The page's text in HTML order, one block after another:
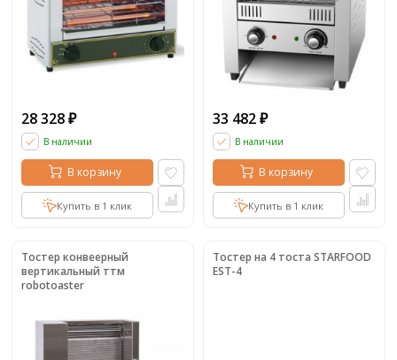
28 328 ₽
В наличии
В корзину
Купить в 1 клик
33 482 ₽
В наличии
В корзину
Купить в 1 клик
Тостер конвеерный
вертикальный ттм
robotoaster
Тостер на 4 тоста STARFOOD
EST-4